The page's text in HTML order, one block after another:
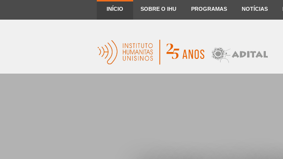
INÍCIO SOBRE O IHU PROGRAMAS NOTÍCIAS